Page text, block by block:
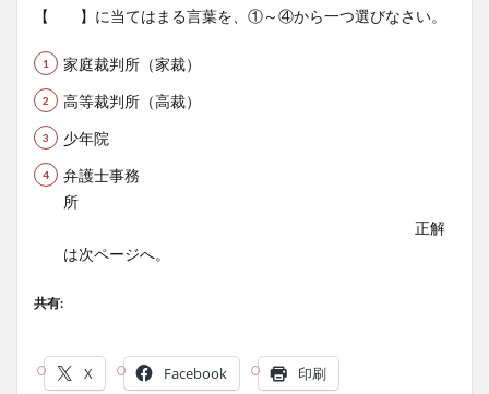
【 】に当てはまる言葉を、①～④から一つ選びなさい。
家庭裁判所（家裁）
高等裁判所（高裁）
少年院
弁護士事務
所
正解
は次ページへ。
共有:
X Facebook 印刷